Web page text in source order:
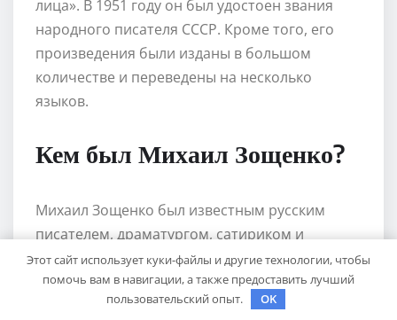
лица». В 1951 году он был удостоен звания
народного писателя СССР. Кроме того, его
произведения были изданы в большом
количестве и переведены на несколько
языков.
Кем был Михаил Зощенко?
Михаил Зощенко был известным русским
писателем, драматургом, сатириком и
художником. Он является одним из самых
ярких представителей литературы 1920-1930
годов. Зощенко был автором многих книг и
Этот сайт использует куки-файлы и другие технологии, чтобы
помочь вам в навигации, а также предоставить лучший
пользовательский опыт.
OK